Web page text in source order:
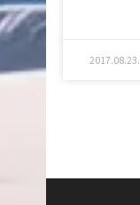
2017.08.23.